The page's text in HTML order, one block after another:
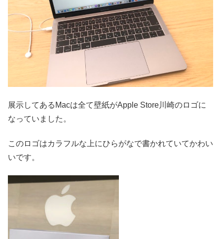
展示してあるMacは全て壁紙がApple Store川崎のロゴに
なっていました。
このロゴはカラフルな上にひらがなで書かれていてかわい
いです。